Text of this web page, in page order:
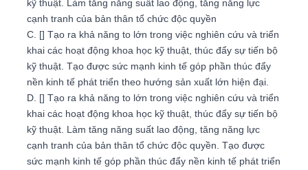
kỹ thuật. Làm tăng năng suất lao động, tăng năng lực
cạnh tranh của bản thân tổ chức độc quyền
C. [] Tạo ra khả năng to lớn trong việc nghiên cứu và triển
khai các hoạt động khoa học kỹ thuật, thúc đẩy sự tiến bộ
kỹ thuật. Tạo được sức mạnh kinh tế góp phần thúc đẩy
nền kinh tế phát triển theo hướng sản xuất lớn hiện đại.
D. [] Tạo ra khả năng to lớn trong việc nghiên cứu và triển
khai các hoạt động khoa học kỹ thuật, thúc đẩy sự tiến bộ
kỹ thuật. Làm tăng năng suất lao động, tăng năng lực
cạnh tranh của bản thân tổ chức độc quyền. Tạo được
sức mạnh kinh tế góp phần thúc đẩy nền kinh tế phát triển